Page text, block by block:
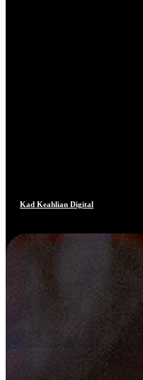
Kad Keahlian Digital